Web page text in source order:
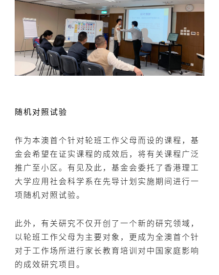
随机对照试验
作为本澳首个针对轮班工作父母而设的课程，基
金会希望在证实课程的成效后，将有关课程广泛
推广至小区。有见及此，基金会委托了香港理工
大学应用社会科学系在先导计划实施期间进行一
项随机对照试验。
此外，有关研究不仅开创了一个新的研究领域，
以轮班工作父母为主要对象，更成为全澳首个针
对于工作场所进行家长教育培训对中国家庭影响
的成效研究项目。